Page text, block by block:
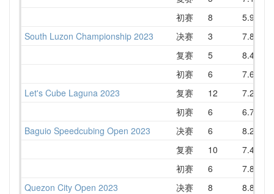
初赛
8
5.96
South Luzon Championship 2023
决赛 3
7.80
复赛
5
8.47
初赛
6
7.60
Let's Cube Laguna 2023
复赛 12
7.20
初赛
6
6.74
Baguio Speedcubing Open 2023
决赛 6
8.28
复赛
10
7.46
初赛
6
7.87
Quezon City Open 2023
决赛 8
8.87